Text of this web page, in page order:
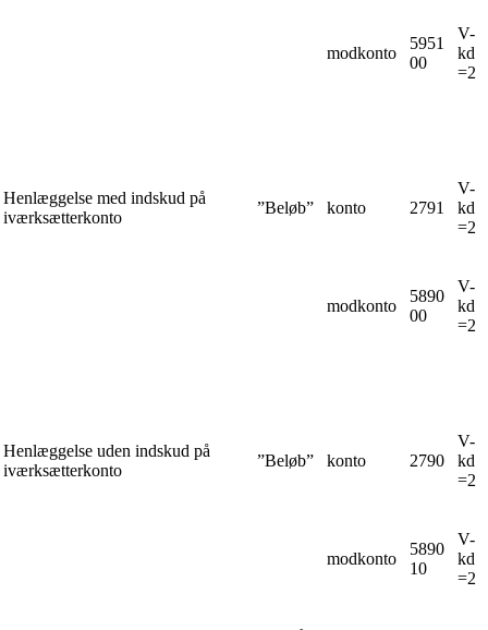
modkonto
5951
00
V-
kd
=2
Henlæggelse med indskud på
iværksætterkonto
”Beløb” konto 2791
V-
kd
=2
modkonto
5890
00
V-
kd
=2
Henlæggelse uden indskud på
iværksætterkonto
”Beløb” konto 2790
V-
kd
=2
modkonto
5890
10
V-
kd
=2